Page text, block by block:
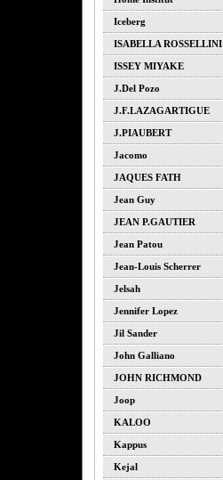
Iceberg
ISABELLA ROSSELLINI
ISSEY MIYAKE
J.del Pozo
J.F.LAZAGARTIGUE
J.PIAUBERT
Jacomo
JAQUES FATH
Jean Guy
JEAN P.GAUTIER
Jean Patou
Jean-Louis Scherrer
Jelsah
Jennifer Lopez
Jil Sander
John Galliano
JOHN RICHMOND
Joop
KALOO
Kappus
Kejal